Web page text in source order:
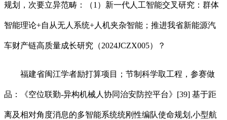
规划，次要立异范畴：（1）新一代人工智能交叉研究：群体
智能理论+自从无人系统+人机夹杂智能；推进我省新能源汽
车财产链高质量成长研究（2024JCZX005）？
福建省闽江学者励打算项目；节制科学取工程，参赛做
品：《空位联勤-异构机械人协同治安防控平台》[39] 基于距
离及相对角度消息的多智能系统统刚性编队使命规划,小型航